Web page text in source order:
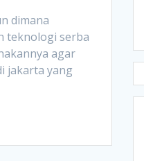
dimana
teknologi serba
agar
jakarta yang